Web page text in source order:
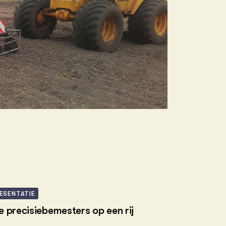
precisiebemesters op een rij